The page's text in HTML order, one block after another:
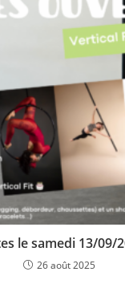
le samedi 13/09/
26 août 2025